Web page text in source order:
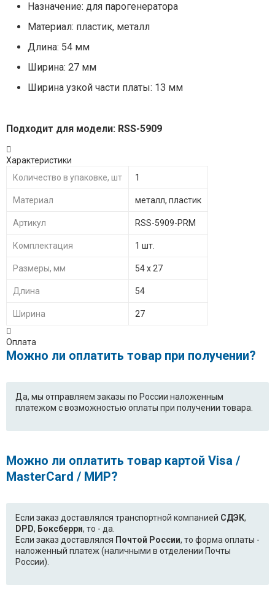
Назначение: для парогенератора
Материал: пластик, металл
Длина: 54 мм
Ширина: 27 мм
Ширина узкой части платы: 13 мм
Подходит для модели: RSS-5909
Характеристики
Количество в упаковке, шт
1
Материал металл, пластик
Артикул RSS-5909-PRM
Комплектация 1 шт.
Размеры, мм 54 х 27
Длина 54
Ширина 27
Оплата
Можно ли оплатить товар при получении?
Да, мы отправляем заказы по России наложенным
платежом с возможностью оплаты при получении товара.
Можно ли оплатить товар картой Visa /
MasterCard / МИР?
Если заказ доставлялся транспортной компанией СДЭК,
DPD, Боксберри, то - да.
Если заказ доставлялся Почтой России, то форма оплаты -
наложенный платеж (наличными в отделении Почты
России).